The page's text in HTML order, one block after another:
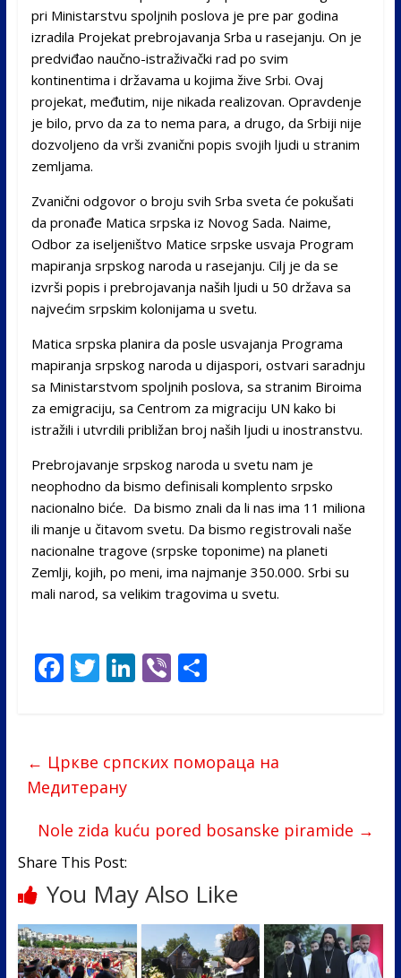
pri Ministarstvu spoljnih poslova je pre par godina
izradila Projekat prebrojavanja Srba u rasejanju. On je
predviđao naučno-istraživački rad po svim
kontinentima i državama u kojima žive Srbi. Ovaj
projekat, međutim, nije nikada realizovan. Opravdenje
je bilo, prvo da za to nema para, a drugo, da Srbiji nije
dozvoljeno da vrši zvanični popis svojih ljudi u stranim
zemljama.
Zvanični odgovor o broju svih Srba sveta će pokušati
da pronađe Matica srpska iz Novog Sada. Naime,
Odbor za iseljeništvo Matice srpske usvaja Program
mapiranja srpskog naroda u rasejanju. Cilj je da se
izvrši popis i prebrojavanja naših ljudi u 50 država sa
najvećim srpskim kolonijama u svetu.
Matica srpska planira da posle usvajanja Programa
mapiranja srpskog naroda u dijaspori, ostvari saradnju
sa Ministarstvom spoljnih poslova, sa stranim Biroima
za emigraciju, sa Centrom za migraciju UN kako bi
istražili i utvrdili približan broj naših ljudi u inostranstvu.
Prebrojavanje srpskog naroda u svetu nam je
neophodno da bismo definisali komplento srpsko
nacionalno biće. Da bismo znali da li nas ima 11 miliona
ili manje u čitavom svetu. Da bismo registrovali naše
nacionalne tragove (srpske toponime) na planeti
Zemlji, kojih, po meni, ima najmanje 350.000. Srbi su
mali narod, sa velikim tragovima u svetu.
F
b
o
k
T
er
Li
e
Vi S
e
← Цркве српских помораца на
Медитерану
Nole zida kuću pored bosanske piramide →
Share This Post:
You May Also Like